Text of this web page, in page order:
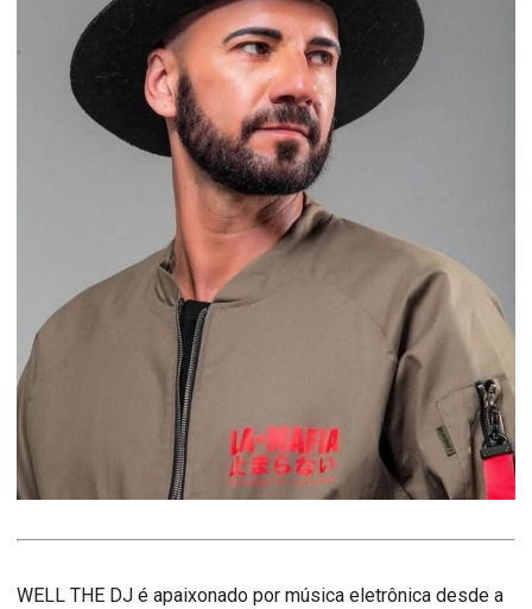
WELL THE DJ é apaixonado por música eletrônica desde a